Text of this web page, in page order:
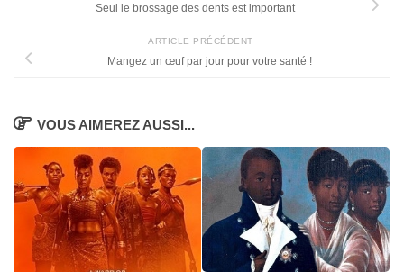
Seul le brossage des dents est important
ARTICLE PRÉCÉDENT
Mangez un œuf par jour pour votre santé !
VOUS AIMEREZ AUSSI...